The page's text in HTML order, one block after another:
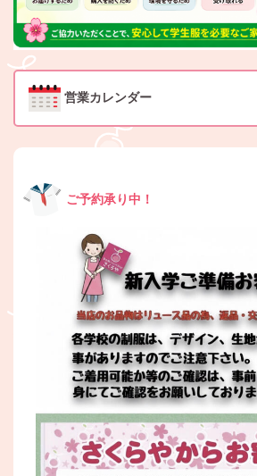
営業カレンダー
ご予約承り中！